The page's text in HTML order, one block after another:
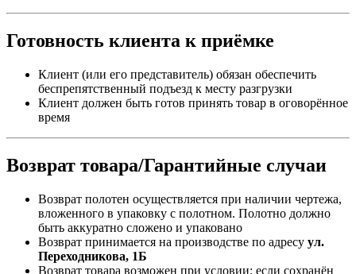
Готовность клиента к приёмке
Клиент (или его представитель) обязан обеспечить
беспрепятственный подъезд к месту разгрузки
Клиент должен быть готов принять товар в оговорённое
время
Возврат товара/Гарантийные случаи
Возврат полотен осуществляется при наличии чертежа,
вложенного в упаковку с полотном. Полотно должно
быть аккуратно сложено и упаковано
Возврат принимается на производстве по адресу ул.
Переходникова, 1Б
Возврат товара возможен при условии: если сохранён